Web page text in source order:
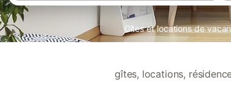
Gîtes et locations de
gîtes, locations,